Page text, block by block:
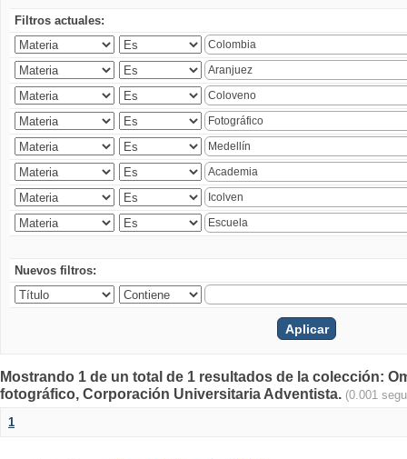
Filtros actuales:
Nuevos filtros:
Mostrando 1 de un total de 1 resultados de la colección:
fotográfico, Corporación Universitaria Adventista. (0.001
1